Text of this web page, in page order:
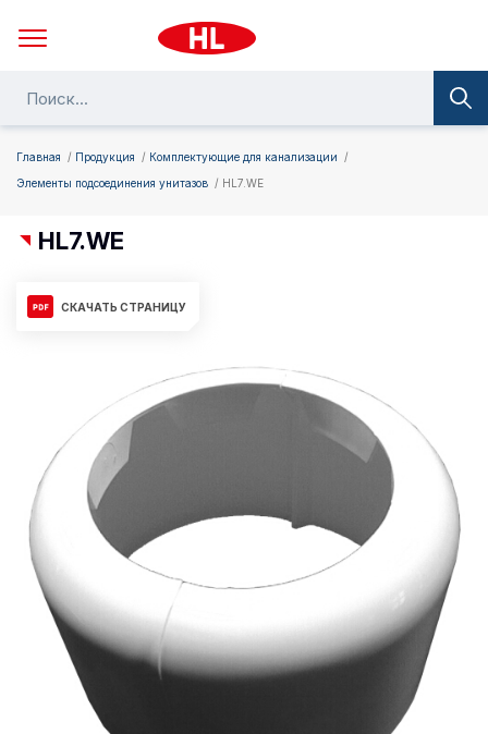
Главная Продукция
Комплектующие для канализации
Элементы подсоединения унитазов
HL7.WE
HL7.WE
СКАЧАТЬ СТРАНИЦУ